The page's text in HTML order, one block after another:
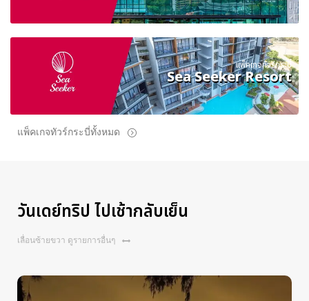
แพ็คเกจทัวร์กระบี่
Sea Seeker Resort
แพ็คเกจทัวร์กระบี่ทั้งหมด
วันเดย์ทริป ไปเช้ากลับเย็น
เลื่อนซ้ายขวา ดูรายการอื่นๆ